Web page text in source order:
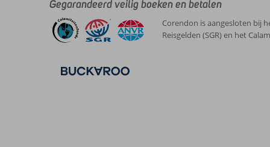
Gegarandeerd veilig boeken en betalen
Corendon is aangesloten bij
Reisgelden (SGR) en het